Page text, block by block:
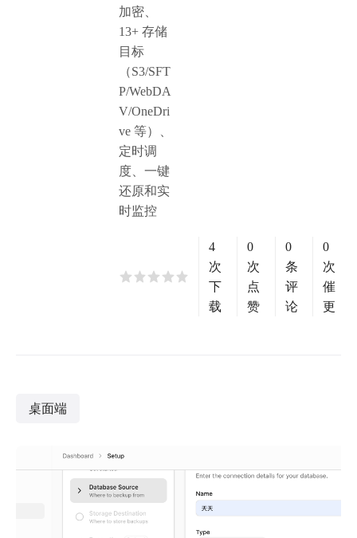
加密、
13+ 存储
目标
（S3/SFT
P/WebDA
V/OneDri
ve 等）、
定时调
度、一键
还原和实
时监控
4
次
下
载
0
次
点
赞
0
条
评
论
0
次
催
更
桌面端